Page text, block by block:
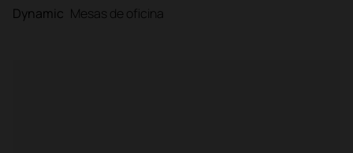
Dynamic Mesas de oficina